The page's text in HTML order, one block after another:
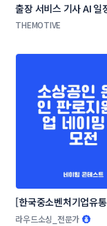
출장 서비스 기사 AI 일
이밍 콘테스트
THEMOTIVE
[한국중소벤처기업유
인 온라인 판로지원사업
라우드소싱_전문가